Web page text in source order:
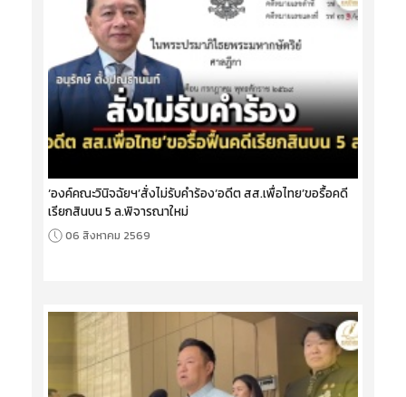
‘องค์คณะวินิจฉัยฯ’สั่งไม่รับคำร้อง‘อดีต สส.เพื่อไทย’ขอรื้อคดี
เรียกสินบน 5 ล.พิจารณาใหม่
06 สิงหาคม 2569